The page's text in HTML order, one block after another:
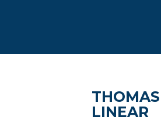
THOMAS
LINEAR